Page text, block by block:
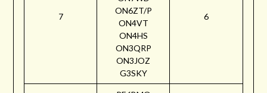
7
ON6ZT/P
ON4VT
ON4HS
ON3QRP
ON3JOZ
G3SKY
6